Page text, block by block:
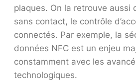
plaques. On la retrouve aussi
sans contact, le contrôle
connectés. Par exemple, la
données NFC est un enjeu
constamment avec les
technologiques.